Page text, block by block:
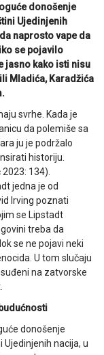
donošenje
Ujedinjenih
naprosto vape da
se pojavilo
jasno kako isti nisu
Mladića, Karadžića
svrhe. Kada je
da polemiše sa
ju je podržalo
historiju.
134).
jedna je od
Irving poznati
se Lipstadt
treba da
se ne pojavi neki
U tom slučaju
na zatvorske
donošenje
Ujedinjenih nacija, u